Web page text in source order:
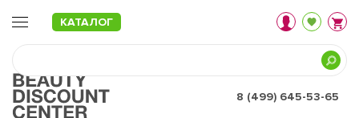
КАТАЛОГ
8 (499) 645-53-65